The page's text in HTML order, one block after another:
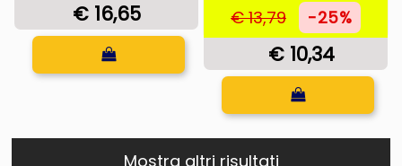
€ 16,65
Quantità
€ 13,79 -25%
€ 10,34
Quantità
Mostra altri risultati